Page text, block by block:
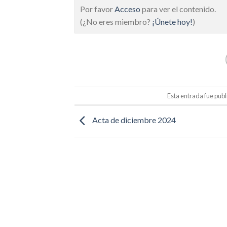
Por favorAcceso para ver el contenido.
(¿No eres miembro? ¡Únete hoy!)
Esta entrada fue
Acta de diciembre 2024